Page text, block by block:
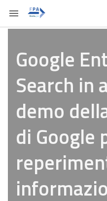
Google
Search in
demo
di Google